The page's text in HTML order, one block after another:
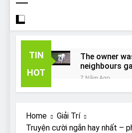
TIN
HOT
The owner
neighbours
away!
7 Năm Ago
Why Do
And How to
Home
Giải Trí
Truyện cười ngắn hay nhất –